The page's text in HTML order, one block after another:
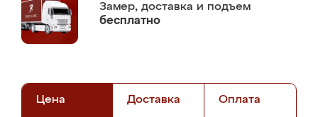
Замер, доставка и подъем
бесплатно
Цена Доставка Оплата